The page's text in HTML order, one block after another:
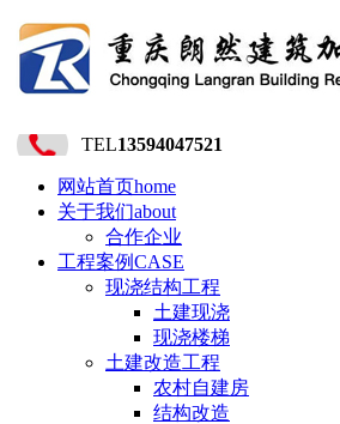
TEL13594047521
网站首页home
关于我们about
合作企业
工程案例CASE
现浇结构工程
土建现浇
现浇楼梯
土建改造工程
农村自建房
结构改造